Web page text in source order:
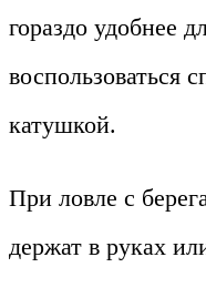
гораздо удобнее
воспользоваться
катушкой.
При ловле с
держат в руках